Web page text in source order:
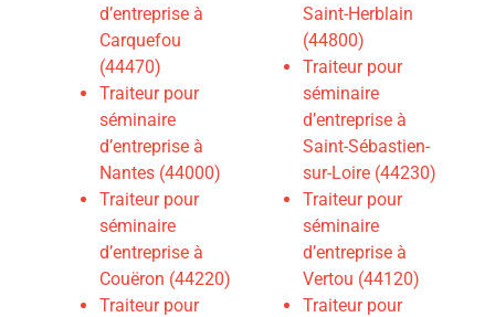
d’entreprise à
Carquefou
(44470)
Traiteur pour
séminaire
d’entreprise à
Nantes (44000)
Traiteur pour
séminaire
d’entreprise à
Couëron (44220)
Traiteur pour
Saint-Herblain
(44800)
Traiteur pour
séminaire
d’entreprise à
Saint-Sébastien-
sur-Loire (44230)
Traiteur pour
séminaire
d’entreprise à
Vertou (44120)
Traiteur pour